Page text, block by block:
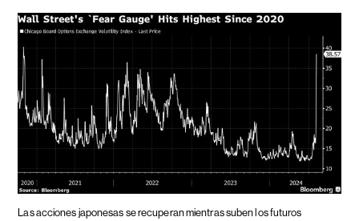
Las acciones japonesas se recuperan mientras suben los futuros